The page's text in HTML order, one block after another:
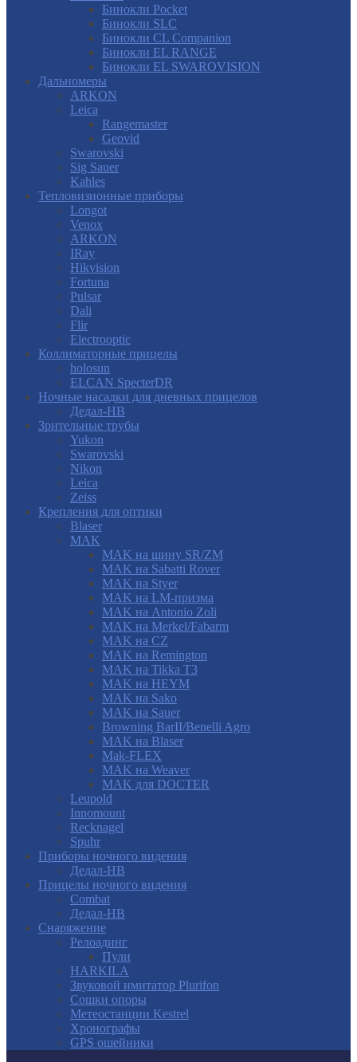
Бинокли Pocket
Бинокли SLC
Бинокли CL Companion
Бинокли EL RANGE
Бинокли EL SWAROVISION
Дальномеры
ARKON
Leica
Rangemaster
Geovid
Swarovski
Sig Sauer
Kahles
Тепловизионные приборы
Longot
Venox
ARKON
IRay
Hikvision
Fortuna
Pulsar
Dali
Flir
Electrooptic
Коллиматорные прицелы
holosun
ELCAN SpecterDR
Ночные насадки для дневных прицелов
Дедал-НВ
Зрительные трубы
Yukon
Swarovski
Nikon
Leica
Zeiss
Крепления для оптики
Blaser
MAK
MAK на шину SR/ZM
MAK на Sabatti Rover
MAK на Styer
MAK на LM-призма
MAK на Antonio Zoli
MAK на Merkel/Fabarm
MAK на CZ
MAK на Remington
MAK на Tikka T3
MAK на HEYM
MAK на Sako
MAK на Sauer
Browning BarII/Benelli Agro
MAK на Blaser
Mak-FLEX
MAK на Weaver
MAK для DOCTER
Leupold
Innomount
Recknagel
Spuhr
Приборы ночного видения
Дедал-НВ
Прицелы ночного видения
Combat
Дедал-НВ
Снаряжение
Релоадинг
Пули
HARKILA
Звуковой имитатор Plurifon
Сошки опоры
Метеостанции Kestrel
Хронографы
GPS ошейники